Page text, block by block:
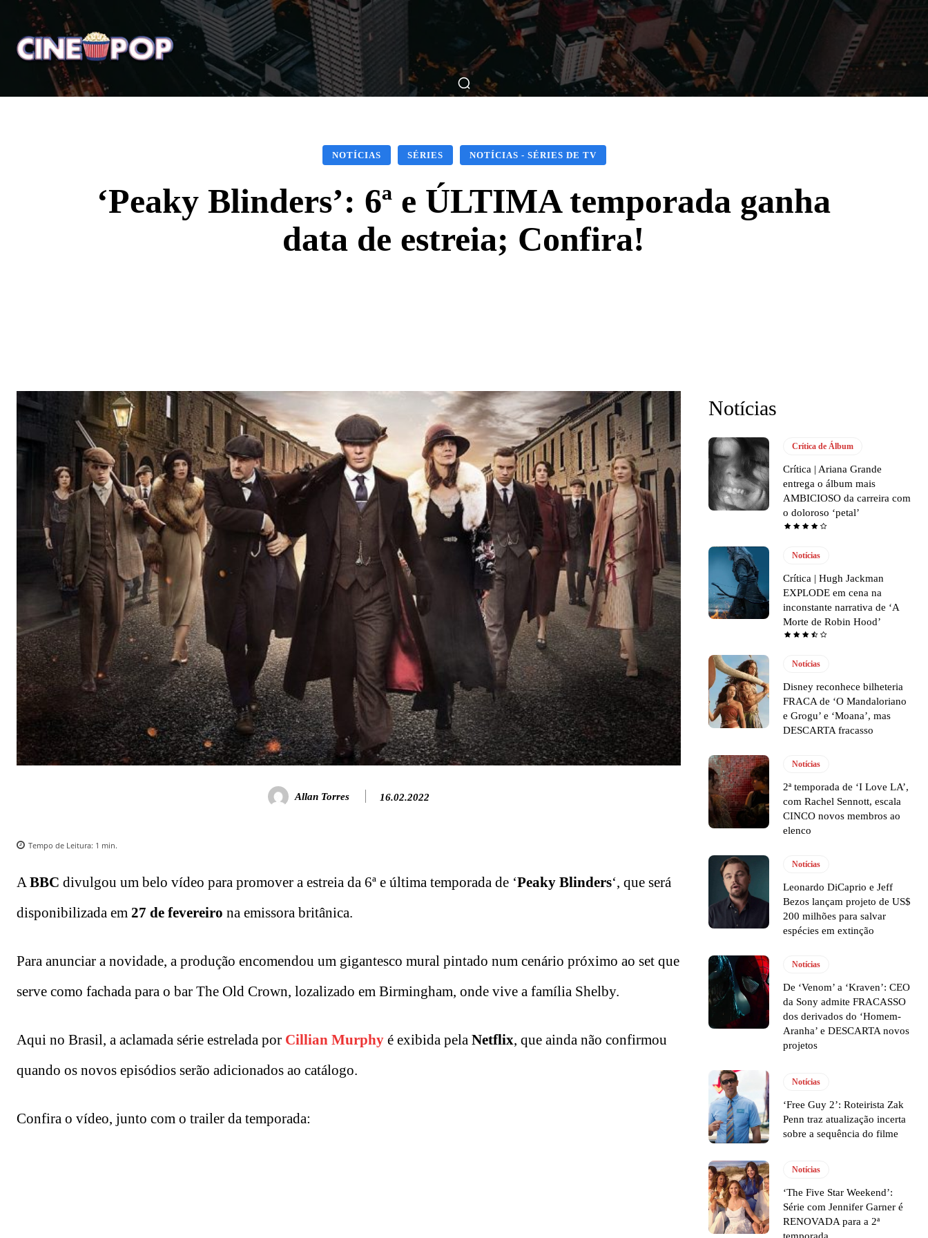
Home Notícias Críticas Breve Nos Cinemas Matérias Nos Cinemas Filmes Séries Música Gênero
NOTÍCIAS SÉRIES NOTÍCIAS - SÉRIES DE TV
‘Peaky Blinders’: 6ª e ÚLTIMA temporada ganha
data de estreia; Confira!
Allan Torres 16.02.2022
Tempo de Leitura: 1 min.
ABBC divulgou um belo vídeo para promover a estreia da 6ª e última temporada de ‘Peaky Blinders‘, que será
disponibilizada em 27 de fevereiro na emissora britânica.
Para anunciar a novidade, a produção encomendou um gigantesco mural pintado num cenário próximo ao set que
serve como fachada para o bar The Old Crown, lozalizado em Birmingham, onde vive a família Shelby. ‎
Aqui no Brasil, a aclamada série estrelada por Cillian Murphy é exibida pela Netflix, que ainda não confirmou
quando os novos episódios serão adicionados ao catálogo.
Confira o vídeo, junto com o trailer da temporada:
Notícias
Crítica de Álbum
Crítica | Ariana Grande
entrega o álbum mais
AMBICIOSO da carreira com
o doloroso ‘petal’
Notícias
Crítica | Hugh Jackman
EXPLODE em cena na
inconstante narrativa de ‘A
Morte de Robin Hood’
Notícias
Disney reconhece bilheteria
FRACA de ‘O Mandaloriano
e Grogu’ e ‘Moana’, mas
DESCARTA fracasso
Notícias
2ª temporada de ‘I Love LA’,
com Rachel Sennott, escala
CINCO novos membros ao
elenco
Notícias
Leonardo DiCaprio e Jeff
Bezos lançam projeto de US$
200 milhões para salvar
espécies em extinção
Notícias
De ‘Venom’ a ‘Kraven’: CEO
da Sony admite FRACASSO
dos derivados do ‘Homem-
Aranha’ e DESCARTA novos
projetos
Notícias
‘Free Guy 2’: Roteirista Zak
Penn traz atualização incerta
sobre a sequência do filme
Notícias
‘The Five Star Weekend’:
Série com Jennifer Garner é
RENOVADA para a 2ª